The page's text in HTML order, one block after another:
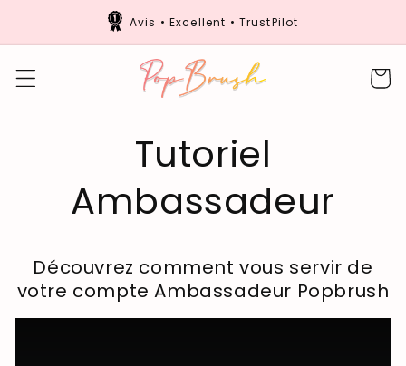
au
Avis • Excellent • TrustPilot
Panier
Tutoriel
Ambassadeur
Découvrez comment vous servir de
votre compte Ambassadeur Popbrush